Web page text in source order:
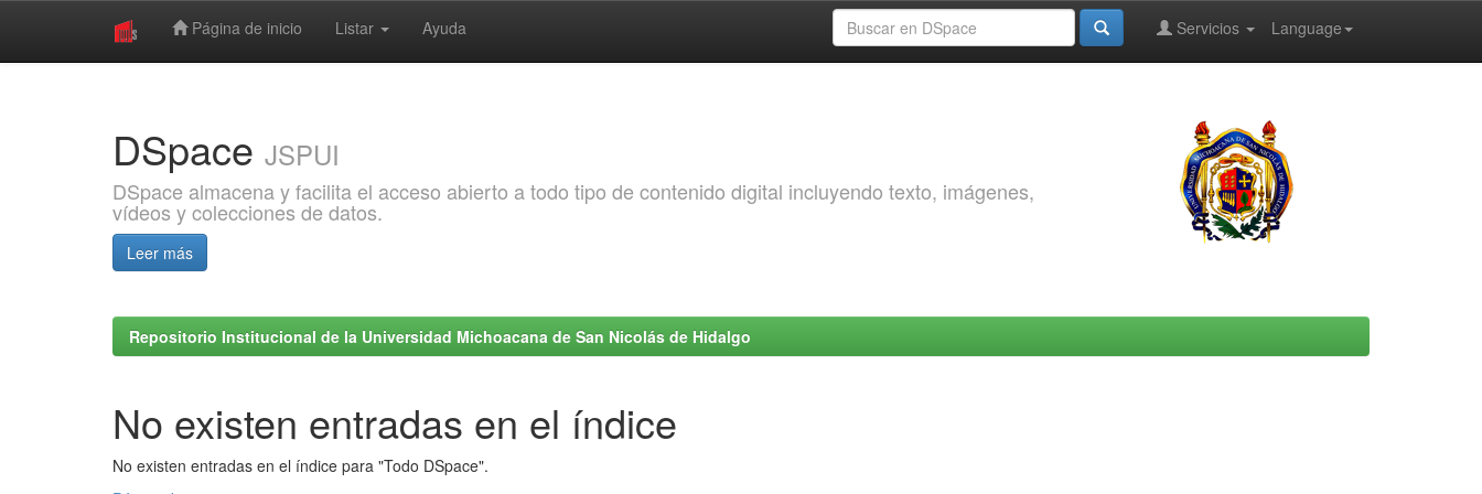
Página de inicio Listar Ayuda Language
Servicios
DSpace JSPUI
DSpace almacena y facilita el acceso abierto a todo tipo de contenido digital incluyendo texto, imágenes,
vídeos y colecciones de datos.
Leer más
Repositorio Institucional de la Universidad Michoacana de San Nicolás de Hidalgo
No existen entradas en el índice
No existen entradas en el índice para "Todo DSpace".